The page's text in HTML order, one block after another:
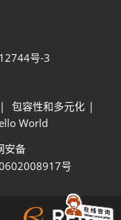
号-3
包容性和多元化
World
安备
号